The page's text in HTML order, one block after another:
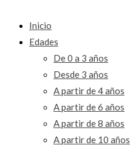
Inicio
Edades
De 0 a 3 años
Desde 3 años
A partir de 4 años
A partir de 6 años
A partir de 8 años
A partir de 10 años